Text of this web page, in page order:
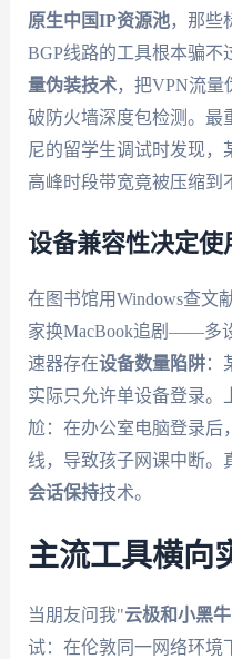
原生中国IP资源池，那些
BGP线路的工具根本骗不
量伪装技术，把VPN流量
破防火墙深度包检测。最
尼的留学生调试时发现
高峰时段带宽竟被压缩到
设备兼容性决定使
在图书馆用Windows查文
家换MacBook追剧——多
速器存在设备数量陷阱：
实际只允许单设备登录。
尬：在办公室电脑登录后
线，导致孩子网课中断。
会话保持技术。
主流工具横向
当朋友问我"云极和小黑
试：在伦敦同一网络环境